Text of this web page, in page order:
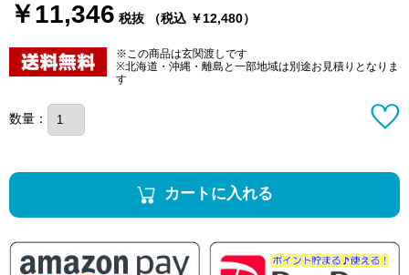
￥11,346 税抜 （税込 ￥12,480）
※この商品は玄関渡しです
※北海道・沖縄・離島と一部地域は別途お見積りとなりま
す
数量：
カートに入れる